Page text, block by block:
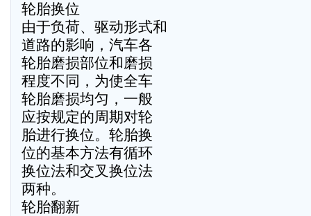
轮胎换位
由于负荷、驱动形式和
道路的影响，汽车各
轮胎磨损部位和磨损
程度不同，为使全车
轮胎磨损均匀，一般
应按规定的周期对轮
胎进行换位。轮胎换
位的基本方法有循环
换位法和交叉换位法
两种。
轮胎翻新